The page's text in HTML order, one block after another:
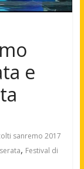
e
sanremo 2017
, Festival di